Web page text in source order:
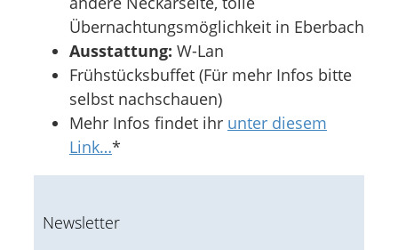
Übernachtungsmöglichkeit in Eberbach
Ausstattung: W-Lan
Frühstücksbuffet (Für mehr Infos bitte
selbst nachschauen)
Mehr Infos findet ihr unter diesem
Link…*
Newsletter